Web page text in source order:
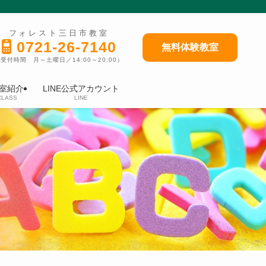
フォレスト三日市教室
0721-26-7140
受付時間 月～土曜日／14:00～20:00）
無料体験教室
紹介 LINE公式アカウント
LINE